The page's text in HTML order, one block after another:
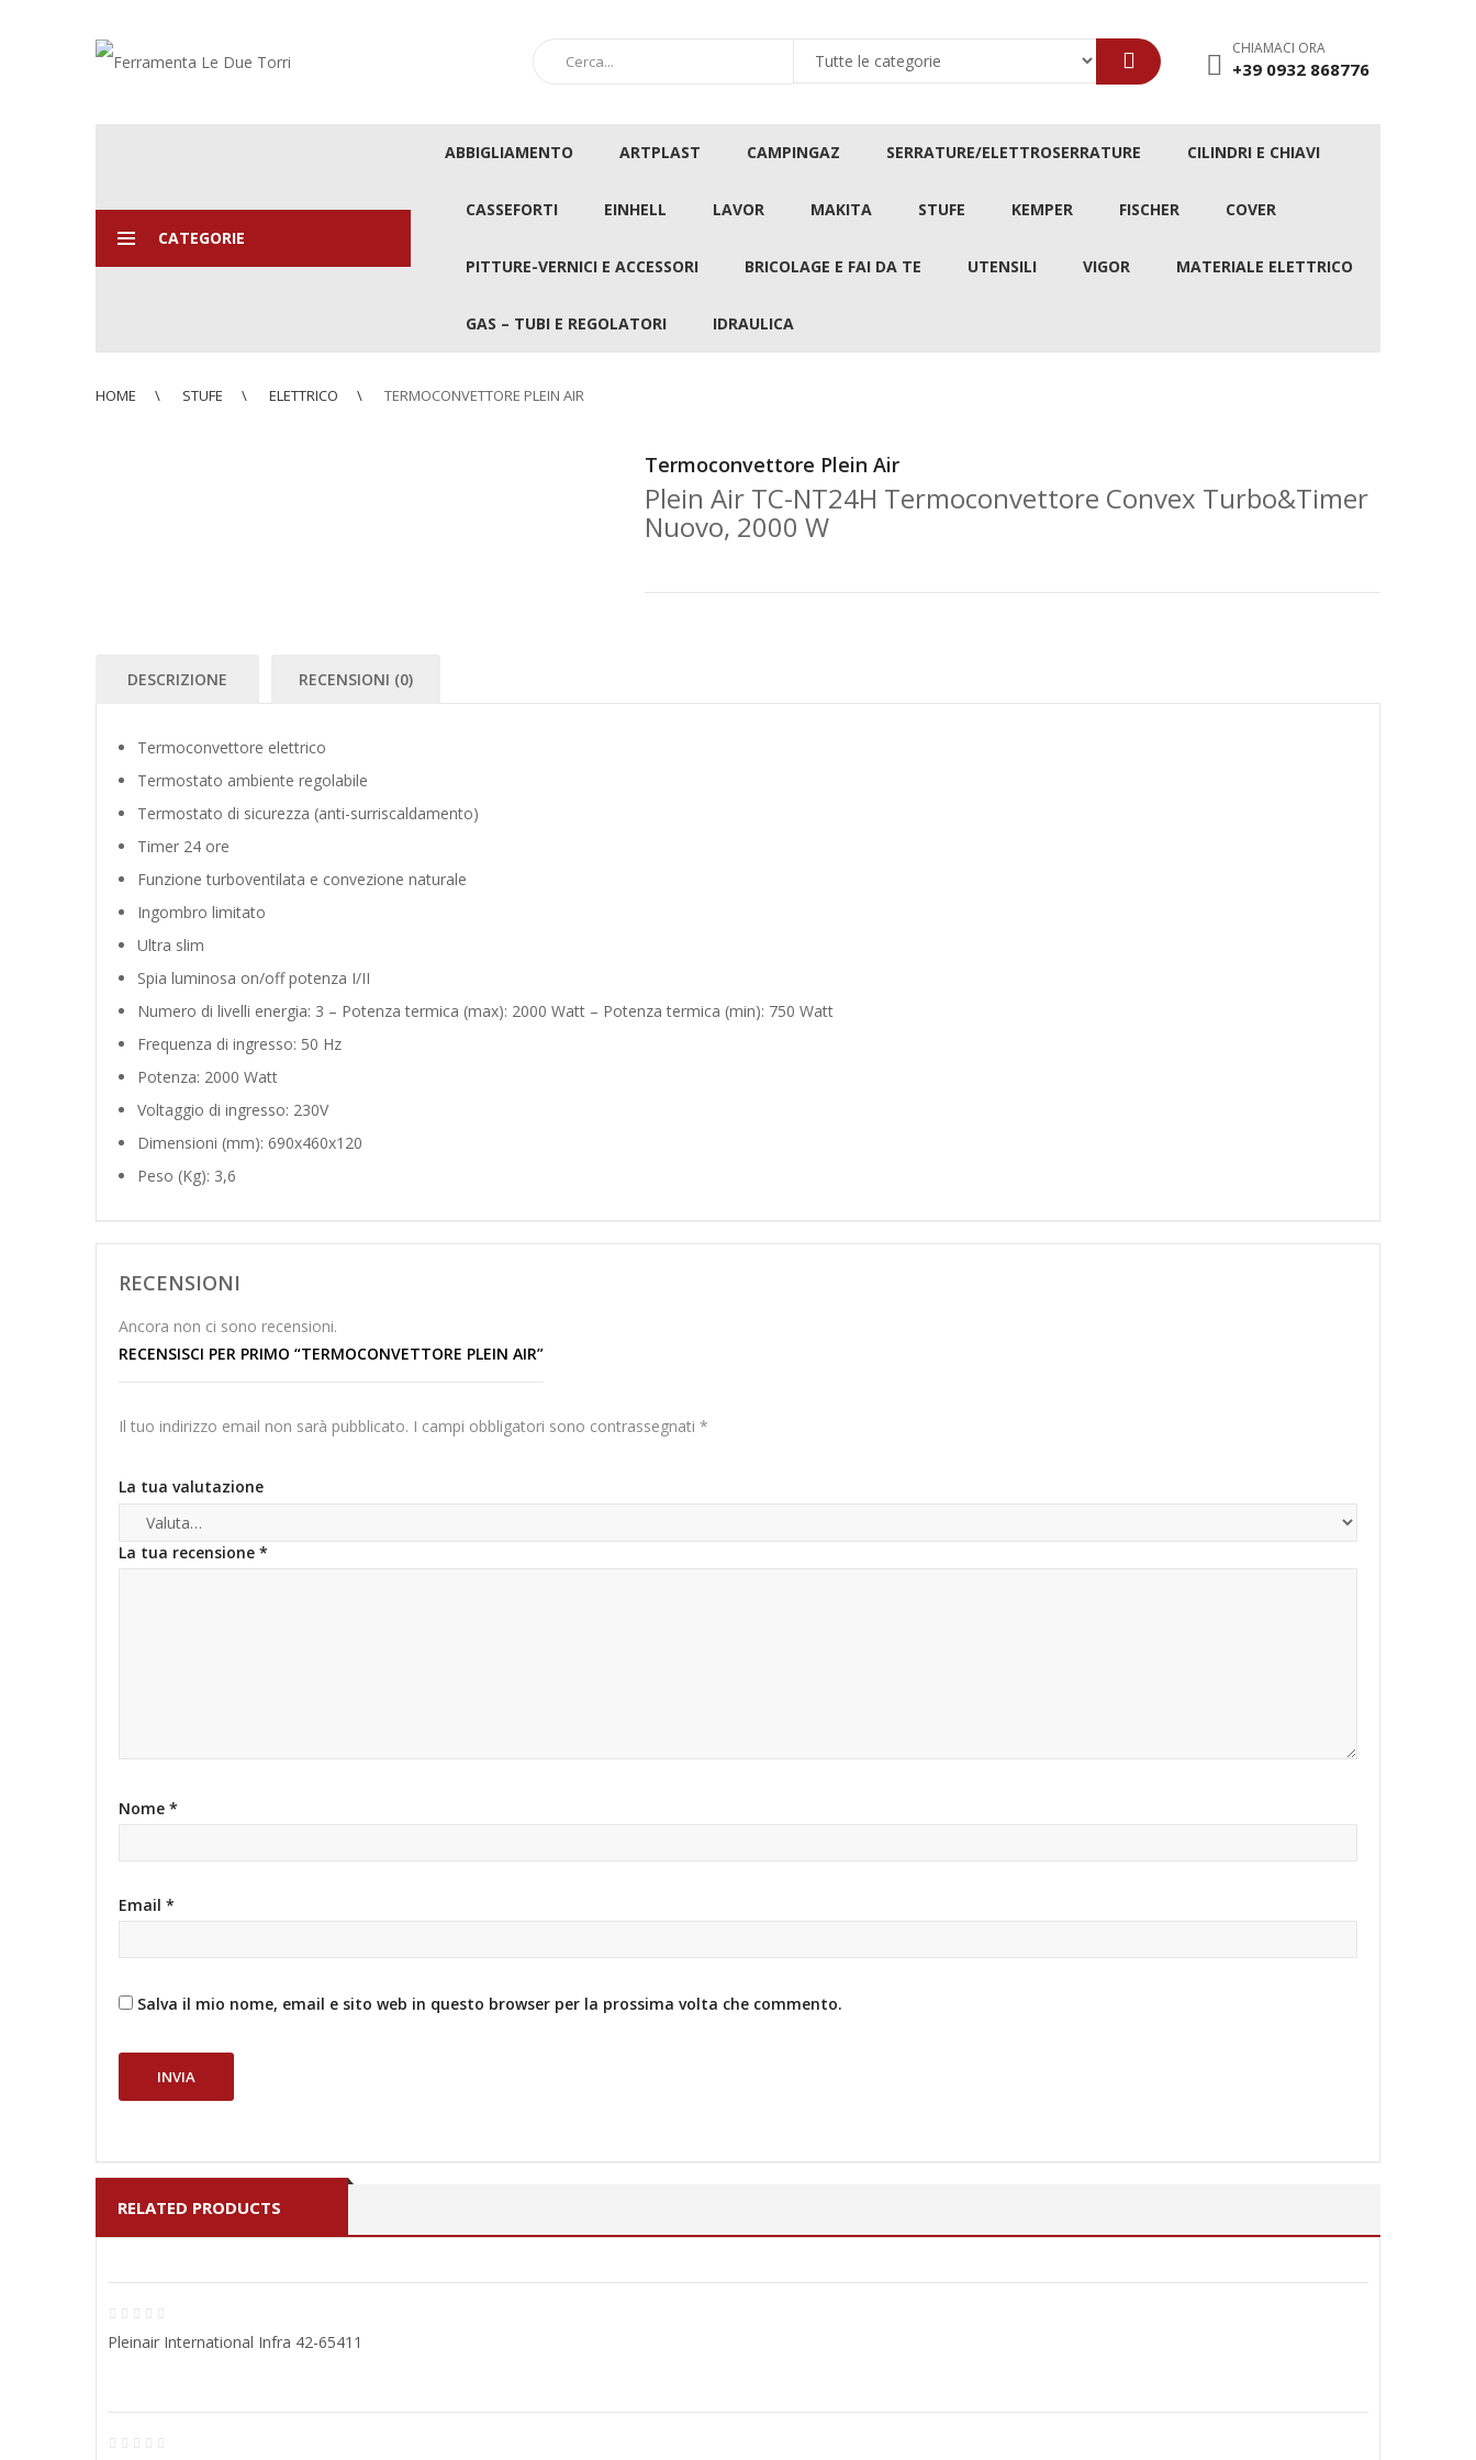
CHIAMACI ORA
+39 0932 868776
CATEGORIE
ABBIGLIAMENTO ARTPLAST CAMPINGAZ SERRATURE/ELETTROSERRATURE CILINDRI E CHIAVI
CASSEFORTI EINHELL LAVOR MAKITA STUFE KEMPER FISCHER COVER
PITTURE-VERNICI E ACCESSORI BRICOLAGE E FAI DA TE UTENSILI VIGOR MATERIALE ELETTRICO
GAS – TUBI E REGOLATORI IDRAULICA
HOME STUFE ELETTRICO TERMOCONVETTORE PLEIN AIR
Termoconvettore Plein Air
Plein Air TC-NT24H Termoconvettore Convex Turbo&Timer
Nuovo, 2000 W
DESCRIZIONE RECENSIONI (0)
Termoconvettore elettrico
Termostato ambiente regolabile
Termostato di sicurezza (anti-surriscaldamento)
Timer 24 ore
Funzione turboventilata e convezione naturale
Ingombro limitato
Ultra slim
Spia luminosa on/off potenza I/II
Numero di livelli energia: 3 – Potenza termica (max): 2000 Watt – Potenza termica (min): 750 Watt
Frequenza di ingresso: 50 Hz
Potenza: 2000 Watt
Voltaggio di ingresso: 230V
Dimensioni (mm): 690x460x120
Peso (Kg): 3,6
RECENSIONI
Ancora non ci sono recensioni.
RECENSISCI PER PRIMO “TERMOCONVETTORE PLEIN AIR”
Il tuo indirizzo email non sarà pubblicato. I campi obbligatori sono contrassegnati *
La tua valutazione
La tua recensione *
Nome *
Email *
Salva il mio nome, email e sito web in questo browser per la prossima volta che commento.
RELATED PRODUCTS
Pleinair International Infra 42-65411